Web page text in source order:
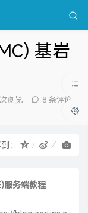
基岩
浏览
8 条评论
：
服务端教程